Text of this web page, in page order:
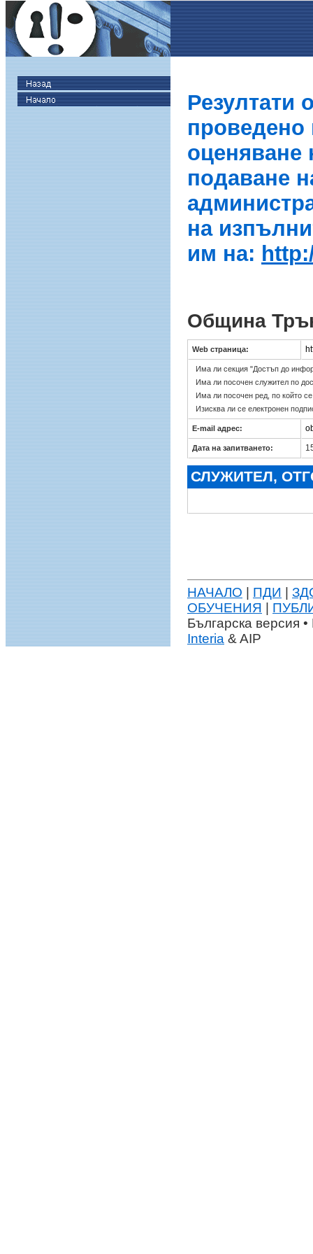
Резултати
проведено
оценяване
подаване
на
им на:
Община
Web страница:
Има ли секция "Достъп до
Има ли посочен служител по
Има ли посочен ред, по който
Изисква ли се електронен
E-mail адрес:
Дата на запитването:
СЛУЖИТЕЛ,
НАЧАЛО | ПДИ |
ОБУЧЕНИЯ |
Българска версия
Interia & AIP